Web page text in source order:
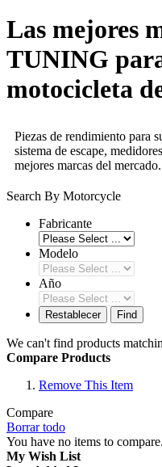
Las mejores
TUNING
motocicleta
Piezas de rendimiento para
sistema de escape,
mejores marcas del
Search By Motorcycle
Fabricante
Modelo
Año
Restablecer Find
We can't find products
Compare Products
Remove This Item
Compare
Borrar todo
You have no items to compare.
My Wish List